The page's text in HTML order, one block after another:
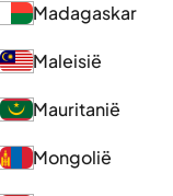
Madagaskar
Maleisië
Mauritanië
Mongolië